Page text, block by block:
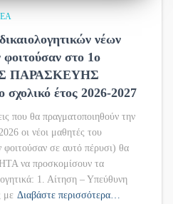
νέων
στο 1ο
ΠΑΡΑΣΚΕΥΗΣ
σχολικό έτος 2026-2027
που θα πραγματοποιηθούν την
οι νέοι μαθητές του
φοιτούσαν σε αυτό πέρυσι) θα
να προσκομίσουν τα
1. Αίτηση – Υπεύθυνη
με Διαβάστε περισσότερα…